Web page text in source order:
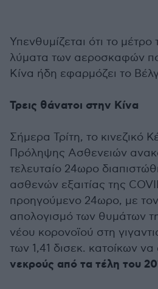
Υπενθυμίζεται ότι το
λύματα των αεροσκαφών
Κίνα ήδη εφαρμόζει το
Τρεις θάνατοι στην Κίνα
Σήμερα Τρίτη, το κινεζικό
Πρόληψης Ασθενειών
τελευταίο 24ωρο
ασθενών εξαιτίας της
προηγούμενο 24ωρο, με
απολογισμό των θυμάτων
νέου κορονοϊού στη
των 1,41 δισεκ. κατοίκων
νεκρούς από τα τέλη του